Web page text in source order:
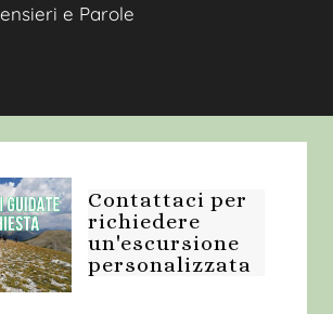
e Parole
Contattaci per
richiedere
un'escursione
personalizzata